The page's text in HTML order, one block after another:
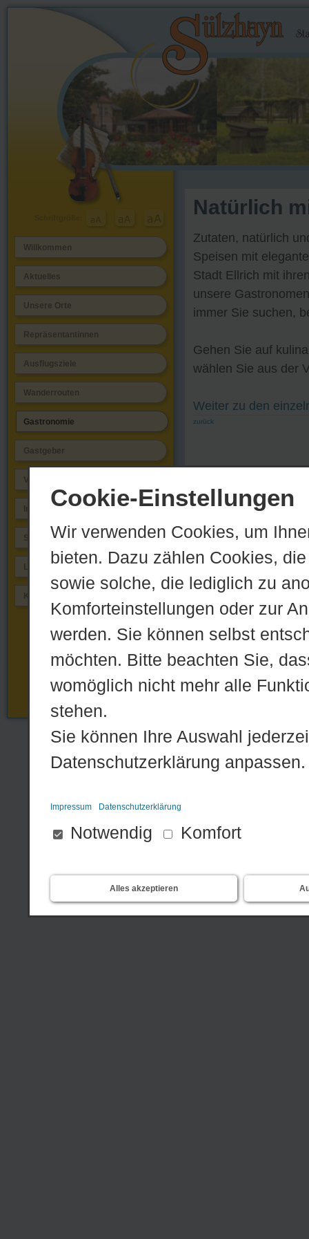
Cookie-Einstellungen
Wir verwenden Cookies, um
bieten. Dazu zählen Cookies,
sowie solche, die lediglich zu
Komforteinstellungen oder zur
werden. Sie können selbst
möchten. Bitte beachten Sie,
womöglich nicht mehr alle
stehen.
Sie können Ihre Auswahl
Datenschutzerklärung anpassen.
Impressum Datenschutzerklärung
Notwendig Komfort
Alles akzeptieren
Willkommen
Aktuelles
Unsere Orte
Repräsentantinnen
Ausflugsziele
Wanderrouten
Gastronomie
Gastgeber
Veranstaltungen
Informationen
Schnappschüsse
Links
Kontakt
Natürlich
Zutaten, natürlich
Speisen mit
Stadt Ellrich mit
unsere
immer Sie suchen,
Gehen Sie auf
wählen Sie aus der
Weiter zu den
zurück